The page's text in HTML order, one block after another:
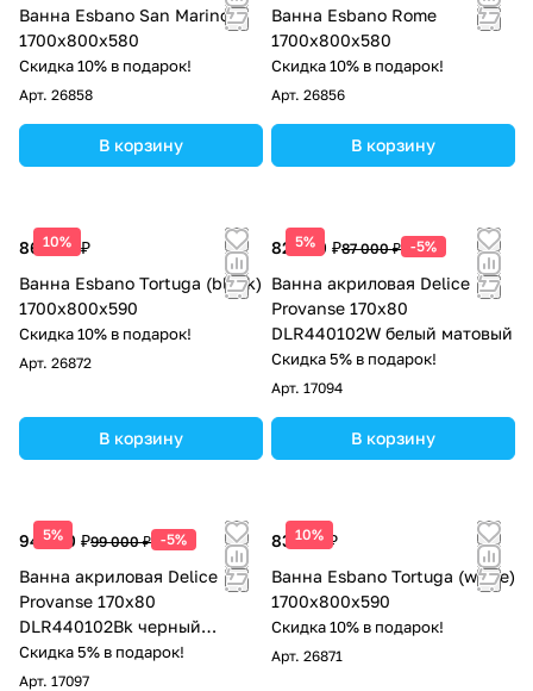
Ванна Esbano San Marino
1700x800x580
Скидка 10% в подарок!
Арт. 26858
В корзину
Ванна Esbano Rome
1700x800x580
Скидка 10% в подарок!
Арт. 26856
В корзину
10%
86 063 ₽
Ванна Esbano Tortuga (black)
1700х800х590
Скидка 10% в подарок!
Арт. 26872
В корзину
5%
82 650 ₽87 000 ₽ -5%
Ванна акриловая Delice
Provanse 170х80
DLR440102W белый матовый
Скидка 5% в подарок!
Арт. 17094
В корзину
5%
94 050 ₽99 000 ₽ -5%
Ванна акриловая Delice
Provanse 170х80
DLR440102Bk черный
матовый
Скидка 5% в подарок!
Арт. 17097
10%
83 513 ₽
Ванна Esbano Tortuga (white)
1700х800х590
Скидка 10% в подарок!
Арт. 26871